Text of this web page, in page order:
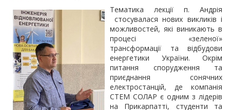
Тематика лекції п. Андрія
стосувалася нових викликів і
можливостей, які виникають в
процесі «зеленої»
трансформації та відбудови
енергетики України. Окрім
питання спорудження та
приєднання сонячних
електростанцій, де компанія
СТЕМ СОЛАР є одним з лідерів
на Прикарпатті, студенти та